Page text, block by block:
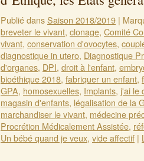
Publié dansSaison 2018/2019 |
breveter le vivant, clonage, Comité
vivant, conservation d'ovocytes,
diagnostique in utero, Diagnostique
d'organes, DPI, droit à l'enfant,
bioéthique 2018, fabriquer un enfant,
GPA, homosexuelles, Implants, j'ai le
magasin d'enfants, légalisation de la
marchandiser le vivant, médecine
Procrétion Médicalement Assistée,
Un bébé quand je veux, vide affectif |